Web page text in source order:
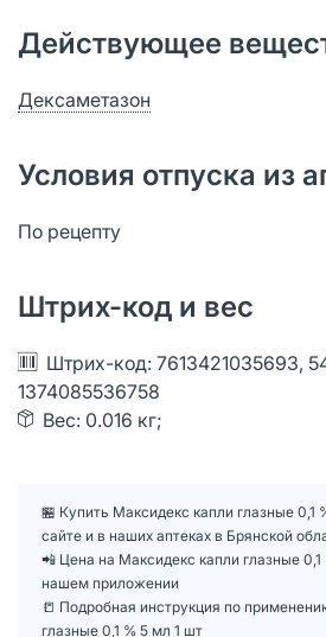
Действующее
Дексаметазон
Условия отпуска из
По рецепту
Штрих-код и вес
Штрих-код: 7613421035693,
1374085536758
Вес: 0.016 кг;
🏪 Купить Максидекс капли глазные 0,1
сайте и в наших аптеках в Брянской
📲 Цена на Максидекс капли глазные
нашем приложении
📒 Подробная инструкция по
глазные 0,1 % 5 мл 1 шт